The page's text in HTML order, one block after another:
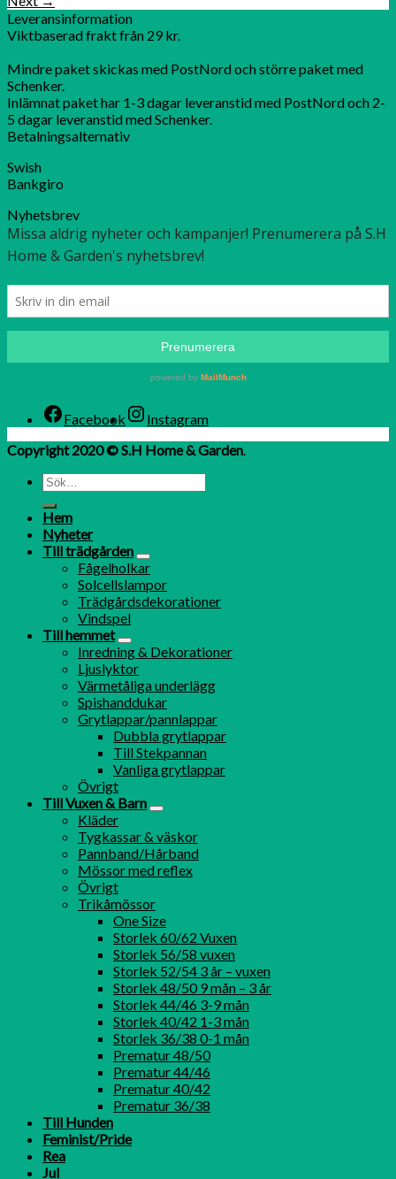
Leveransinformation
Viktbaserad frakt från 29 kr.
Mindre paket skickas med PostNord och större paket med
Schenker.
Inlämnat paket har 1-3 dagar leveranstid med PostNord och 2-
5 dagar leveranstid med Schenker.
Betalningsalternativ
Swish
Bankgiro
Nyhetsbrev
Facebook
Instagram
Copyright 2020 © S.H Home & Garden.
Hem
Nyheter
Till trädgården
Fågelholkar
Solcellslampor
Trädgårdsdekorationer
Vindspel
Till hemmet
Inredning & Dekorationer
Ljuslyktor
Värmetåliga underlägg
Spishanddukar
Grytlappar/pannlappar
Dubbla grytlappar
Till Stekpannan
Vanliga grytlappar
Övrigt
Till Vuxen & Barn
Kläder
Tygkassar & väskor
Pannband/Hårband
Mössor med reflex
Övrigt
Trikåmössor
One Size
Storlek 60/62 Vuxen
Storlek 56/58 vuxen
Storlek 52/54 3 år – vuxen
Storlek 48/50 9 mån – 3 år
Storlek 44/46 3-9 mån
Storlek 40/42 1-3 mån
Storlek 36/38 0-1 mån
Prematur 48/50
Prematur 44/46
Prematur 40/42
Prematur 36/38
Till Hunden
Feminist/Pride
Rea
Jul